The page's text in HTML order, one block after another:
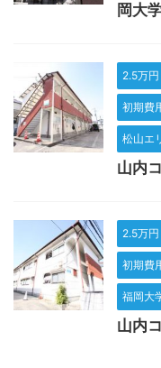
岡大
2.5万
初期費
松山エ
山内
2.5万
初期費
福岡大
山内